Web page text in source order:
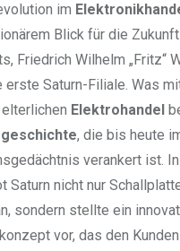
im
Blick für die
Friedrich Wilhelm „Fritz“
Saturn-Filiale. Was
Elektrohandel
, die bis heute
verankert ist.
Saturn nicht nur
sondern stellte ein
vor, das den